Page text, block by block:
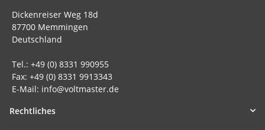
Dickenreiser Weg 18d
87700 Memmingen
Deutschland
Tel.: +49 (0) 8331 990955
Fax: +49 (0) 8331 9913343
E-Mail: info@voltmaster.de
Rechtliches